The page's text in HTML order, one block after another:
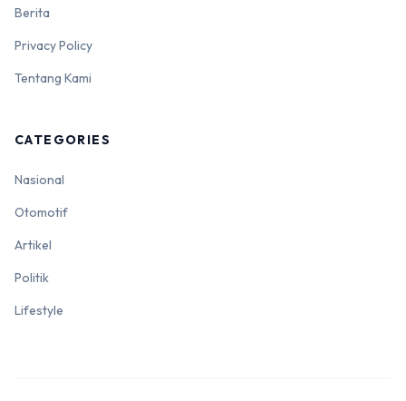
Berita
Privacy Policy
Tentang Kami
CATEGORIES
Nasional
Otomotif
Artikel
Politik
Lifestyle